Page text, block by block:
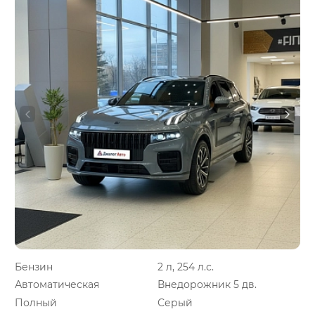
Бензин
2 л, 254 л.с.
Автоматическая
Внедорожник 5 дв.
Полный
Серый